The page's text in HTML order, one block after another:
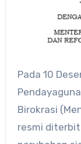
Pada 10 Desember 2024, Peraturan Menteri
Birokrasi
resmi